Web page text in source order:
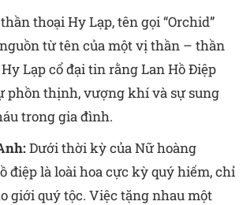
thoại Hy Lạp, tên gọi “Orchid”
từ tên của một vị thần – thần
Lạp cổ đại tin rằng Lan Hồ Điệp
phồn thịnh, vượng khí và sự sung
trong gia đình.
Dưới thời kỳ của Nữ hoàng
điệp là loài hoa cực kỳ quý hiếm, chỉ
giới quý tộc. Việc tặng nhau một